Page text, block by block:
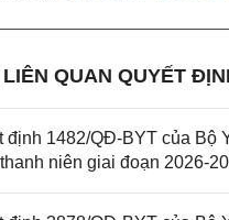
QUAN QUYẾT
định 1482/QĐ-BYT của Bộ
niên giai đoạn 2026-